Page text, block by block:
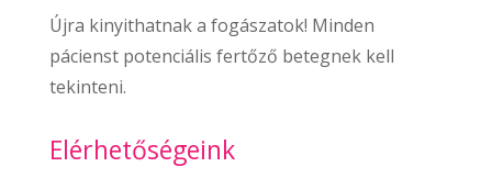
Újra kinyithatnak a fogászatok! Minden
pácienst potenciális fertőző betegnek kell
tekinteni.
Elérhetőségeink